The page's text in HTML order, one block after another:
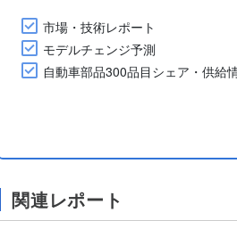
市場・技術レポート
モデルチェンジ予測
自動車部品300品目シェア・供給
関連レポート